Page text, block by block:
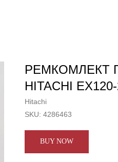
РЕМКОМЛЕКТ
HITACHI
Hitachi
SKU: 4286463
BUY NOW